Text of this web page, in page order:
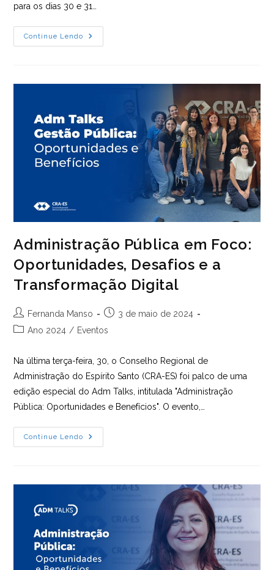
para os dias 30 e 31…
Continue Lendo
ERPA
Sudeste
Administração Pública em Foco:
Oportunidades, Desafios e a
Transformação Digital
Autor
do
Fernanda Manso
Post3 de maio de 2024
Categoria
post:
Ano 2024 / Eventos
Na última terça-feira, 30, o Conselho Regional de
Administração do Espírito Santo (CRA-ES) foi palco de uma
edição especial do Adm Talks, intitulada "Administração
Pública: Oportunidades e Benefícios". O evento,…
Continue Lendo
Administração
Pública